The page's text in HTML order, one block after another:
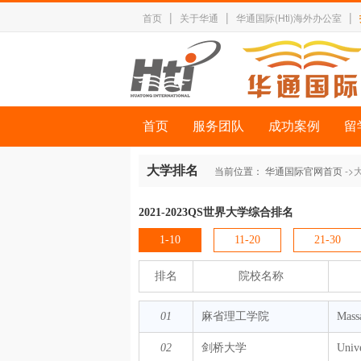
首页 | 关于华通 | 华通国际(Hti)海外办公室 |
首页 服务团队 成功案例 留
大学排名 当前位置： 华通国际官网首页->
2021-2023QS世界大学综合排名
1-10 11-20 21-30
排名 院校名称
01 麻省理工学院
02 剑桥大学